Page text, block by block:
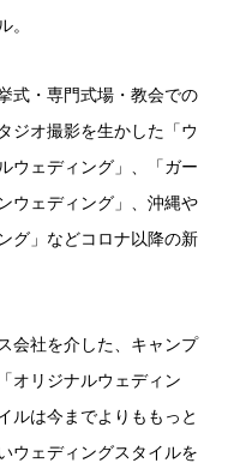
。
式・専門式場・教会での
ジオ撮影を生かした「ウ
ウェディング」、「ガー
ウェディング」、沖縄や
グ」などコロナ以降の新
会社を介した、キャンプ
オリジナルウェディン
ルは今までよりももっと
ウェディングスタイルを